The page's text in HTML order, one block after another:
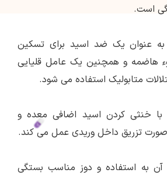
است.
به عنوان یک ضد اسید برای تسکین
و همچنین یک عامل قلیایی
متابولیک استفاده می شود.
با خنثی کردن اسید اضافی معده و
آن به استفاده و دوز مناسب بستگی